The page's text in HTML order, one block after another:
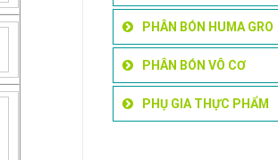
PHÂN BÓN HUMA GRO
PHÂN BÓN VÔ CƠ
PHỤ GIA THỰC PHẨM